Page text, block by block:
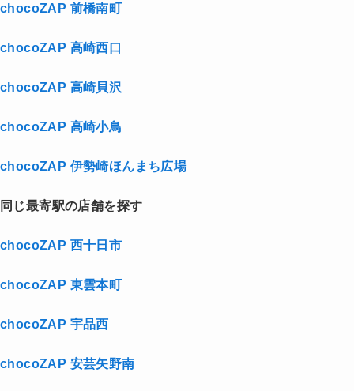
chocoZAP 前橋南町
chocoZAP 高崎西口
chocoZAP 高崎貝沢
chocoZAP 高崎小鳥
chocoZAP 伊勢崎ほんまち広場
同じ最寄駅の店舗を探す
chocoZAP 西十日市
chocoZAP 東雲本町
chocoZAP 宇品西
chocoZAP 安芸矢野南